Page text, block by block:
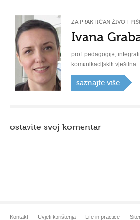
ZA PRAKTIČAN ŽIVOT
Ivana
prof. pedagogije,
komunikacijskih vještina
saznajte više
ostavite svoj komentar
Kontakt Uvjeti korištenja Life in practice